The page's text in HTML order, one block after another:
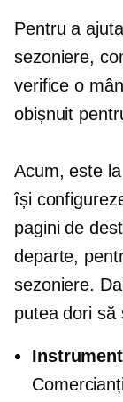
Pentru a
sezoniere,
verifice o
obișnuit
Acum, este
își
pagini de
departe,
sezoniere.
putea dori să